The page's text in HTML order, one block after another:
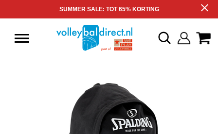
SUMMER SALE: TOT 65% KORTING